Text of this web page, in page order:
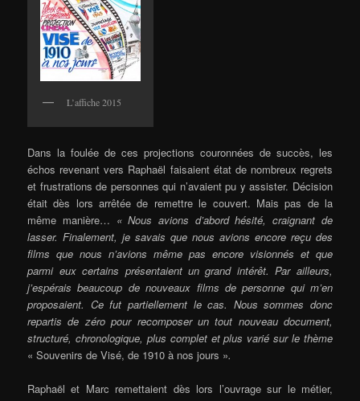
L’affiche 2015
Dans la foulée de ces projections couronnées de succès, les
échos revenant vers Raphaël faisaient état de nombreux regrets
et frustrations de personnes qui n’avaient pu y assister. Décision
était dès lors arrêtée de remettre le couvert. Mais pas de la
même manière… « Nous avions d’abord hésité, craignant de
lasser. Finalement, je savais que nous avions encore reçu des
films que nous n’avions même pas encore visionnés et que
parmi eux certains présentaient un grand intérêt. Par ailleurs,
j’espérais beaucoup de nouveaux films de personne qui m’en
proposaient. Ce fut partiellement le cas. Nous sommes donc
repartis de zéro pour recomposer un tout nouveau document,
structuré, chronologique, plus complet et plus varié sur le thème
« Souvenirs de Visé, de 1910 à nos jours ».
Raphaël et Marc remettaient dès lors l’ouvrage sur le métier,